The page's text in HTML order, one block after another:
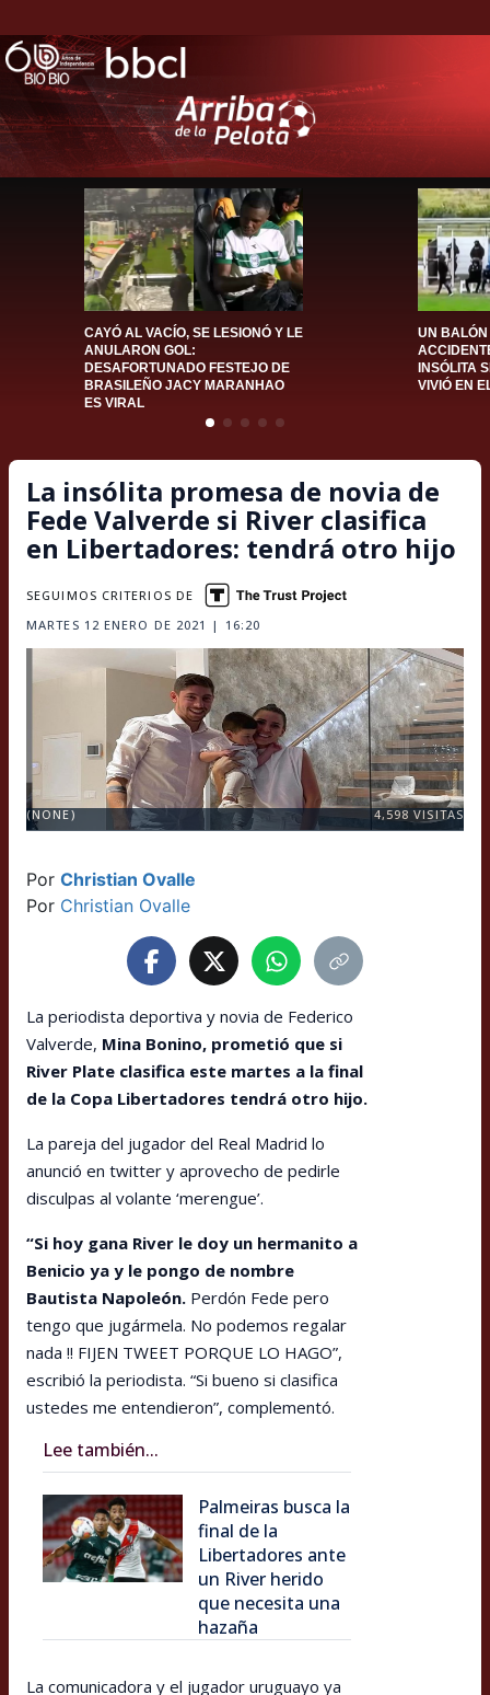
CAYÓ AL VACÍO, SE LESIONÓ Y LE
ANULARON GOL:
DESAFORTUNADO FESTEJO DE
BRASILEÑO JACY MARANHAO
ES VIRAL
UN BALÓN
INSÓLITA
VIVIÓ EN
La insólita promesa de novia de
Fede Valverde si River clasifica
en Libertadores: tendrá otro hijo
MARTES 12 ENERO DE 2021 | 16:20
SEGUIMOS CRITERIOS DE
(NONE) 4,598 VISITAS
Por Christian Ovalle
Por Christian Ovalle
La periodista deportiva y novia de Federico
Valverde, Mina Bonino, prometió que si
River Plate clasifica este martes a la final
de la Copa Libertadores tendrá otro hijo.
La pareja del jugador del Real Madrid lo
anunció en twitter y aprovecho de pedirle
disculpas al volante ‘merengue’.
“Si hoy gana River le doy un hermanito a
Benicio ya y le pongo de nombre
Bautista Napoleón. Perdón Fede pero
tengo que jugármela. No podemos regalar
nada !! FIJEN TWEET PORQUE LO HAGO”,
escribió la periodista. “Si bueno si clasifica
ustedes me entendieron”, complementó.
Lee también...
Palmeiras busca la
final de la
Libertadores ante
un River herido
que necesita una
hazaña
La comunicadora y el jugador uruguayo ya